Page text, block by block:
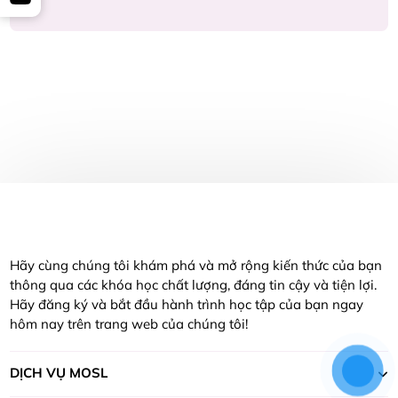
Hãy cùng chúng tôi khám phá và mở rộng kiến thức của bạn
thông qua các khóa học chất lượng, đáng tin cậy và tiện lợi.
Hãy đăng ký và bắt đầu hành trình học tập của bạn ngay
hôm nay trên trang web của chúng tôi!
DỊCH VỤ MOSL